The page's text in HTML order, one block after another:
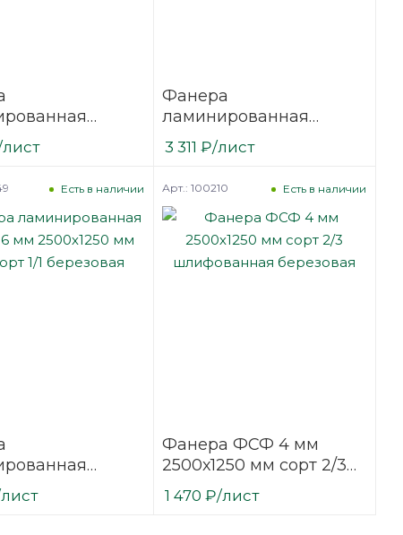
мм 2440х1220
1/1
Фанера
ламинированная
(ФОФ) 12 мм 2500х1250
мм F/F сорт 1/1
3 311 ₽/лист
2500х1250
1/1
Есть в наличии
Фанера ФСФ 4 мм
2500х1250 мм сорт 2/3
шлифованная
березовая
Есть в наличии
Арт.: 100210
1 470 ₽/лист